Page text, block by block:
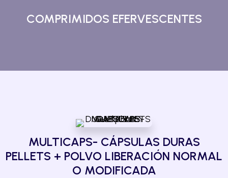
COMPRIMIDOS EFERVESCENTES
MULTICAPS- CÁPSULAS DURAS
PELLETS + POLVO LIBERACIÓN NORMAL
O MODIFICADA